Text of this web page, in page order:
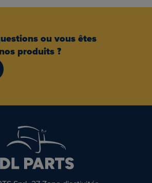
ou vous êtes
produits ?